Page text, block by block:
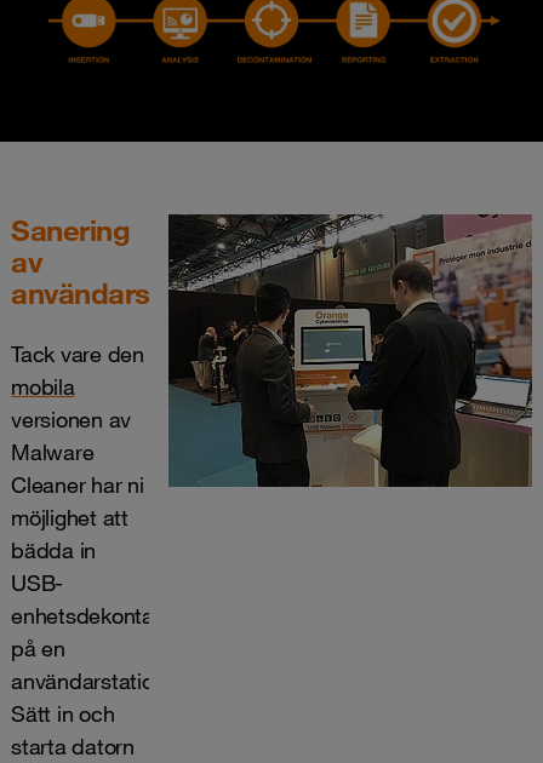
Sanering
av
användarstationer
Tack vare den
mobila
versionen av
Malware
Cleaner har ni
möjlighet att
bädda in
USB-
enhetsdekontaminering
på en
användarstation.
Sätt in och
starta datorn